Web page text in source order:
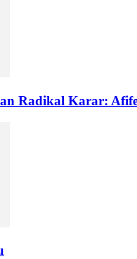
Radikal Karar: